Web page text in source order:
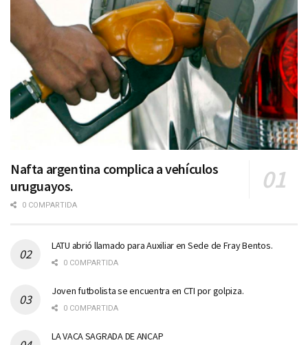
Nafta argentina complica a vehículos
uruguayos.
0 COMPARTIDA
LATU abrió llamado para Auxiliar en Sede de Fray Bentos.
0 COMPARTIDA
Joven futbolista se encuentra en CTI por golpiza.
0 COMPARTIDA
LA VACA SAGRADA DE ANCAP